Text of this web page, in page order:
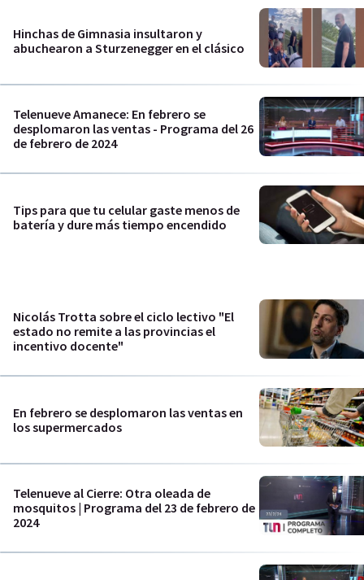
Hinchas de Gimnasia insultaron y
abuchearon a Sturzenegger en el clásico
Telenueve Amanece: En febrero se
desplomaron las ventas - Programa del 26
de febrero de 2024
Tips para que tu celular gaste menos de
batería y dure más tiempo encendido
Nicolás Trotta sobre el ciclo lectivo "El
estado no remite a las provincias el
incentivo docente"
En febrero se desplomaron las ventas en
los supermercados
Telenueve al Cierre: Otra oleada de
mosquitos | Programa del 23 de febrero de
2024